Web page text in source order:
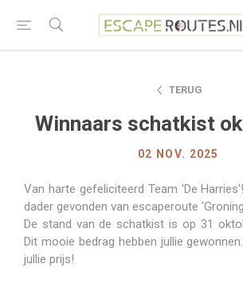
TERUG
Winnaars schatkist
02 NOV. 2025
Van harte gefeliciteerd Team 'De
dader gevonden van escaperoute
De stand van de schatkist is op 31
Dit mooie bedrag hebben jullie
jullie prijs!